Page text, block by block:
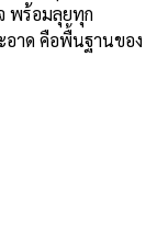
พร้อมลุยทุก
อาด คือพื้นฐานของ